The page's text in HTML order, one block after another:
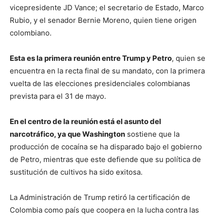
vicepresidente JD Vance; el secretario de Estado, Marco
Rubio, y el senador Bernie Moreno, quien tiene origen
colombiano.
Esta es la primera reunión entre Trump y Petro, quien se
encuentra en la recta final de su mandato, con la primera
vuelta de las elecciones presidenciales colombianas
prevista para el 31 de mayo.
En el centro de la reunión está el asunto del
narcotráfico, ya que Washington sostiene que la
producción de cocaína se ha disparado bajo el gobierno
de Petro, mientras que este defiende que su política de
sustitución de cultivos ha sido exitosa.
La Administración de Trump retiró la certificación de
Colombia como país que coopera en la lucha contra las